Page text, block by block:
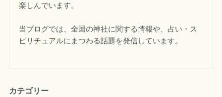
楽しんでいます。
当ブログでは、全国の神社に関する情報や、占い・ス
ピリチュアルにまつわる話題を発信しています。
カテゴリー